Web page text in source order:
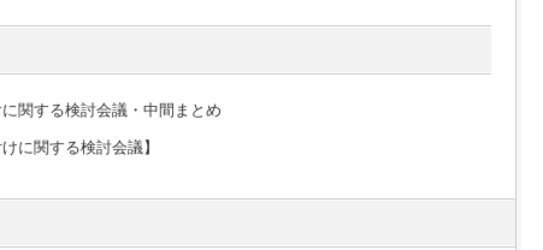
関する検討会議・中間まとめ
に関する検討会議】